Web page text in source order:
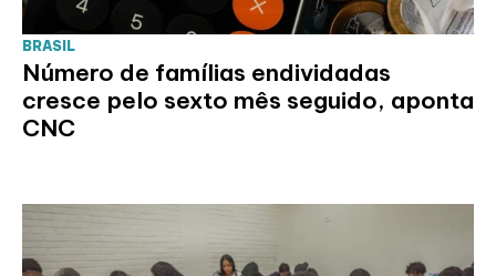
BRASIL
Número de famílias endividadas
cresce pelo sexto mês seguido, aponta
CNC